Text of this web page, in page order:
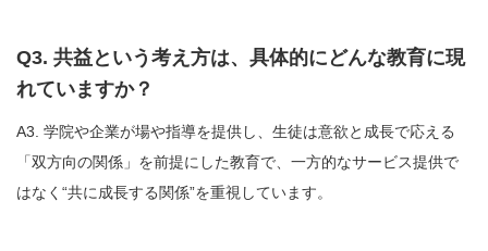
Q3. 共益という考え方は、具体的にどんな教育に現
れていますか？
A3. 学院や企業が場や指導を提供し、生徒は意欲と成長で応える
「双方向の関係」を前提にした教育で、一方的なサービス提供で
はなく“共に成長する関係”を重視しています。